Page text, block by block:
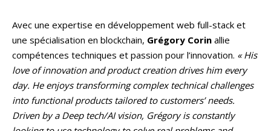
Avec une expertise en développement web full-stack et
une spécialisation en blockchain, Grégory Corin allie
compétences techniques et passion pour l’innovation. « His
love of innovation and product creation drives him every
day. He enjoys transforming complex technical challenges
into functional products tailored to customers’ needs.
Driven by a Deep tech/AI vision, Grégory is constantly